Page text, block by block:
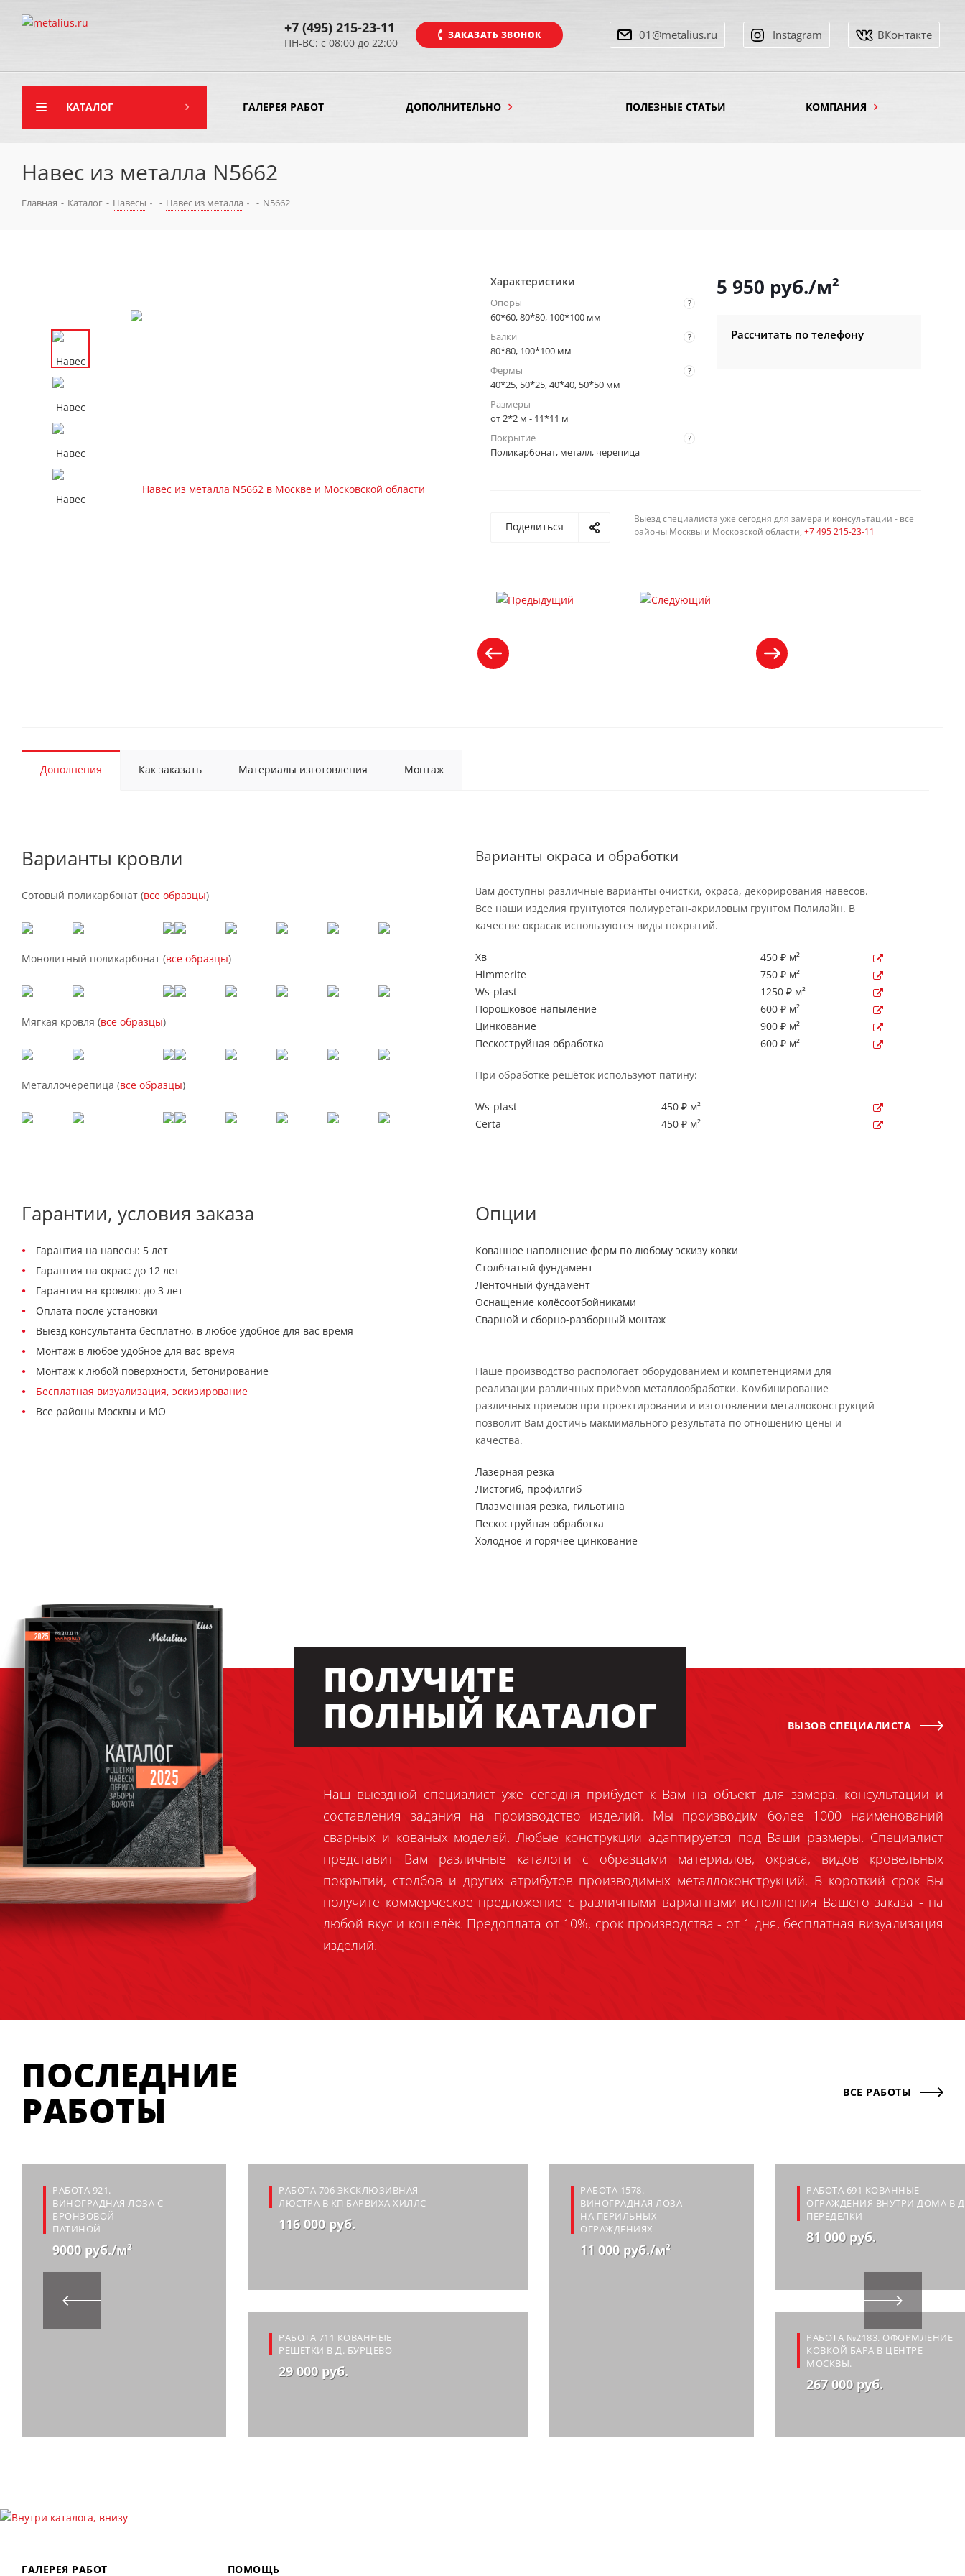
ЗАКАЗАТЬ ЗВОНОК 01@metalius.ru Instagram ВКонтакте
+7 (495) 215-23-11
ПН-ВС: с 08:00 до 22:00
КАТАЛОГ ГАЛЕРЕЯ РАБОТ ДОПОЛНИТЕЛЬНО ПОЛЕЗНЫЕ СТАТЬИ КОМПАНИЯ
Навес из металла N5662
Главная - Каталог - Навесы - Навес из металла - N5662
Характеристики
?
Опоры
60*60, 80*80, 100*100 мм
?
Балки
80*80, 100*100 мм
?
Фермы
40*25, 50*25, 40*40, 50*50 мм
Размеры
от 2*2 м - 11*11 м
?
Покрытие
Поликарбонат, металл, черепица
5 950 руб./м²
Рассчитать по телефону
Поделиться
Выезд специалиста уже сегодня для замера и консультации - все
районы Москвы и Московской области, +7 495 215-23-11
Дополнения Как заказать Материалы изготовления Монтаж
Варианты кровли
Сотовый поликарбонат (все образцы)
Монолитный поликарбонат (все образцы)
Мягкая кровля (все образцы)
Металлочерепица (все образцы)
Варианты окраса и обработки
Вам доступны различные варианты очистки, окраса, декорирования навесов.
Все наши изделия грунтуются полиуретан-акриловым грунтом Полилайн. В
качестве окрасак используются виды покрытий.
Хв
450 ₽ м²
Himmerite
750 ₽ м²
Ws-plast
1250 ₽ м²
Порошковое напыление
600 ₽ м²
Цинкование
900 ₽ м²
Пескоструйная обработка
600 ₽ м²
При обработке решёток используют патину:
Ws-plast
450 ₽ м²
Certa
450 ₽ м²
Гарантии, условия заказа
Гарантия на навесы: 5 лет
Гарантия на окрас: до 12 лет
Гарантия на кровлю: до 3 лет
Оплата после установки
Выезд консультанта бесплатно, в любое удобное для вас время
Монтаж в любое удобное для вас время
Монтаж к любой поверхности, бетонирование
Бесплатная визуализация, эскизирование
Все районы Москвы и МО
Опции
Кованное наполнение ферм по любому эскизу ковки
Столбчатый фундамент
Ленточный фундамент
Оснащение колёсоотбойниками
Сварной и сборно-разборный монтаж
Наше производство распологает оборудованием и компетенциями для
реализации различных приёмов металлообработки. Комбинирование
различных приемов при проектировании и изготовлении металлоконструкций
позволит Вам достичь макмимального результата по отношению цены и
качества.
Лазерная резка
Листогиб, профилгиб
Плазменная резка, гильотина
Пескоструйная обработка
Холодное и горячее цинкование
ПОЛУЧИТЕ
ПОЛНЫЙ КАТАЛОГ
ВЫЗОВ СПЕЦИАЛИСТА
Наш выездной специалист уже сегодня прибудет к Вам на объект для замера, консультации и
составления задания на производство изделий. Мы производим более 1000 наименований
сварных и кованых моделей. Любые конструкции адаптируется под Ваши размеры. Специалист
представит Вам различные каталоги с образцами материалов, окраса, видов кровельных
покрытий, столбов и других атрибутов производимых металлоконструкций. В короткий срок Вы
получите коммерческое предложение с различными вариантами исполнения Вашего заказа - на
любой вкус и кошелёк. Предоплата от 10%, срок производства - от 1 дня, бесплатная визуализация
изделий.
ПОСЛЕДНИЕ
РАБОТЫ
ВСЕ РАБОТЫ
РАБОТА 921.
ВИНОГРАДНАЯ ЛОЗА С
БРОНЗОВОЙ
ПАТИНОЙ
9000 руб./м²
РАБОТА 706 ЭКСКЛЮЗИВНАЯ
ЛЮСТРА В КП БАРВИХА ХИЛЛС
116 000 руб.
РАБОТА 711 КОВАННЫЕ
РЕШЕТКИ В Д. БУРЦЕВО
29 000 руб.
РАБОТА 1578.
ВИНОГРАДНАЯ ЛОЗА
НА ПЕРИЛЬНЫХ
ОГРАЖДЕНИЯХ
11 000 руб./м²
РАБОТА 691 КОВАННЫЕ
ОГРАЖДЕНИЯ ВНУТРИ ДОМА В
ПЕРЕДЕЛКИ
81 000 руб.
РАБОТА №2183. ОФОРМЛЕНИЕ
КОВКОЙ БАРА В ЦЕНТРЕ
МОСКВЫ.
267 000 руб.
ГАЛЕРЕЯ РАБОТ ПОМОЩЬ